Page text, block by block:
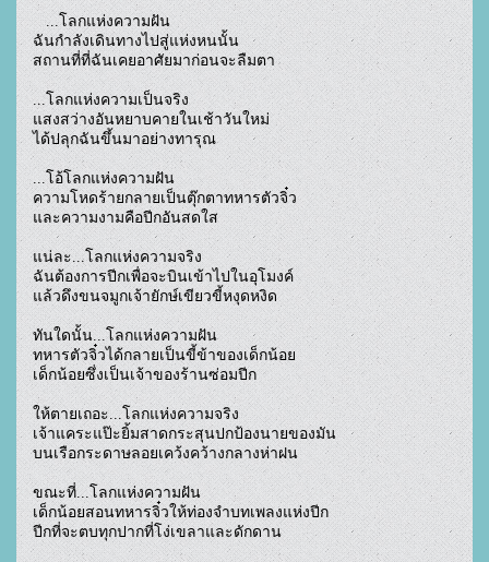
...โลกแห่งความฝัน
ฉันกำลังเดินทางไปสู่แห่งหนนั้น
สถานที่ที่ฉันเคยอาศัยมาก่อนจะลืมตา
...โลกแห่งความเป็นจริง
แสงสว่างอันหยาบคายในเช้าวันใหม่
ได้ปลุกฉันขึ้นมาอย่างทารุณ
...โอ้โลกแห่งความฝัน
ความโหดร้ายกลายเป็นตุ๊กตาทหารตัวจิ๋ว
และความงามคือปีกอันสดใส
แน่ละ...โลกแห่งความจริง
ฉันต้องการปีกเพื่อจะบินเข้าไปในอุโมงค์
แล้วดึงขนจมูกเจ้ายักษ์เขียวขี้หงุดหงิด
ทันใดนั้น...โลกแห่งความฝัน
ทหารตัวจิ๋วได้กลายเป็นขี้ข้าของเด็กน้อย
เด็กน้อยซึ่งเป็นเจ้าของร้านซ่อมปีก
ให้ตายเถอะ...โลกแห่งความจริง
เจ้าแคระแป๊ะยิ้มสาดกระสุนปกป้องนายของมัน
บนเรือกระดาษลอยเคว้งคว้างกลางห่าฝน
ขณะที่...โลกแห่งความฝัน
เด็กน้อยสอนทหารจิ๋วให้ท่องจำบทเพลงแห่งปีก
ปีกที่จะตบทุกปากที่โง่เขลาและดักดาน